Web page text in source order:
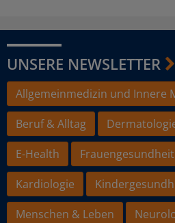
UNSERE NEWSLETTER
Allgemeinmedizin und Innere
Beruf & Alltag
E-Health
Frauengesundheit
Kardiologie
Menschen & Leben